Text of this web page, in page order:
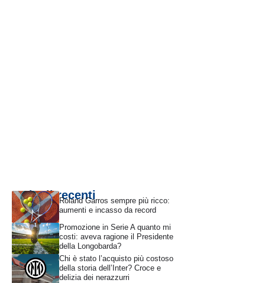
Articoli recentiRoland Garros sempre più ricco:
aumenti e incasso da record
Promozione in Serie A quanto mi
costi: aveva ragione il Presidente
della Longobarda?
Chi è stato l’acquisto più costoso
della storia dell’Inter? Croce e
delizia dei nerazzurri